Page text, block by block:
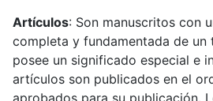
Artículos: Son manuscritos con
completa y fundamentada de un
posee un significado especial e
artículos son publicados en el